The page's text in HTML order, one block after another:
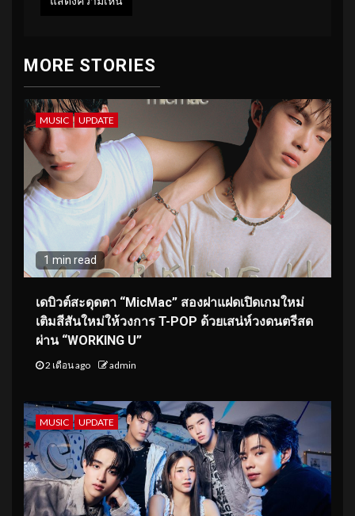
MORE STORIES
MUSIC UPDATE
1 min read
เดบิวต์สะดุดตา “MicMac” สองฝาแฝดเปิดเกมใหม่
เติมสีสันใหม่ให้วงการ T-POP ด้วยเสน่ห์วงดนตรีสด
ผ่าน “WORKING U”
2 เดือน ago admin
MUSIC UPDATE